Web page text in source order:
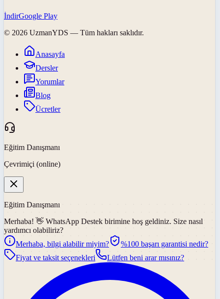
İndirGoogle Play
© 2026 UzmanYDS — Tüm hakları saklıdır.
Anasayfa
Dersler
Yorumlar
Blog
Ücretler
Eğitim Danışmanı
Çevrimiçi (online)
Eğitim Danışmanı
Merhaba! 👋 WhatsApp Destek birimine hoş geldiniz. Size nasıl
yardımcı olabiliriz?
Merhaba, bilgi alabilir miyim?
%100 başarı garantisi nedir?
Fiyat ve taksit seçenekleri
Lütfen beni arar mısınız?